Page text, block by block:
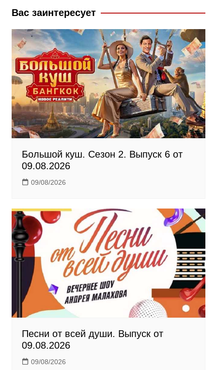
o
o
k
l
a
s
s
n
i
k
i
a
m
Вас заинтересует
Большой куш. Сезон 2. Выпуск 6 от
09.08.2026
09/08/2026
Песни от всей души. Выпуск от
09.08.2026
09/08/2026